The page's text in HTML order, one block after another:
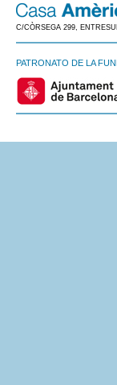
C/CÒRSEGA 299,
PATRONATO DE LA